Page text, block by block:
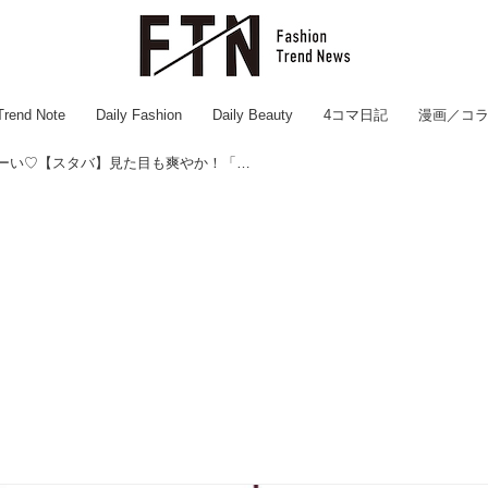
Note Daily Fashion Daily Beauty 4コマ日記 漫画／コ